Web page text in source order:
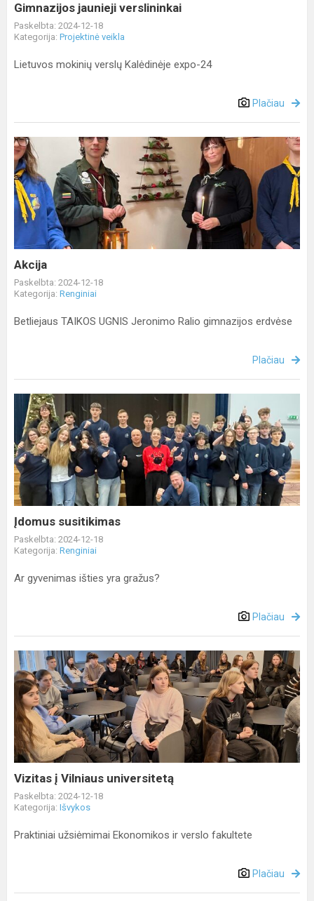
Gimnazijos jaunieji verslininkai
Paskelbta: 2024-12-18
Kategorija: Projektinė veikla
Lietuvos mokinių verslų Kalėdinėje expo-24
Plačiau
Akcija
Akcija
Paskelbta: 2024-12-18
Kategorija: Renginiai
Betliejaus TAIKOS UGNIS Jeronimo Ralio gimnazijos erdvėse
Plačiau
Įdomus
susitikimas
Įdomus susitikimas
Paskelbta: 2024-12-18
Kategorija: Renginiai
Ar gyvenimas išties yra gražus?
Plačiau
Vizitas
į
Vilniaus
universitetą
Vizitas į Vilniaus universitetą
Paskelbta: 2024-12-18
Kategorija: Išvykos
Praktiniai užsiėmimai Ekonomikos ir verslo fakultete
Plačiau